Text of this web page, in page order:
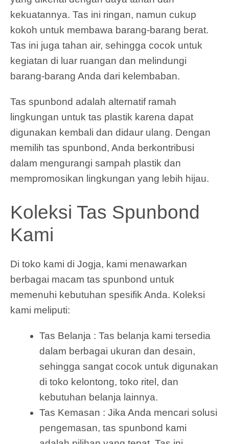
kekuatannya. Tas ini ringan, namun cukup
kokoh untuk membawa barang-barang berat.
Tas ini juga tahan air, sehingga cocok untuk
kegiatan di luar ruangan dan melindungi
barang-barang Anda dari kelembaban.
Tas spunbond adalah alternatif ramah
lingkungan untuk tas plastik karena dapat
digunakan kembali dan didaur ulang. Dengan
memilih tas spunbond, Anda berkontribusi
dalam mengurangi sampah plastik dan
mempromosikan lingkungan yang lebih hijau.
Koleksi Tas Spunbond
Kami
Di toko kami di Jogja, kami menawarkan
berbagai macam tas spunbond untuk
memenuhi kebutuhan spesifik Anda. Koleksi
kami meliputi:
Tas Belanja : Tas belanja kami tersedia
dalam berbagai ukuran dan desain,
sehingga sangat cocok untuk digunakan
di toko kelontong, toko ritel, dan
kebutuhan belanja lainnya.
Tas Kemasan : Jika Anda mencari solusi
pengemasan, tas spunbond kami